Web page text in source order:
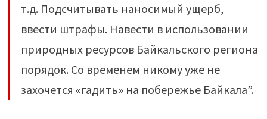
т.д. Подсчитывать наносимый ущерб,
ввести штрафы. Навести в использовании
природных ресурсов Байкальского региона
порядок. Со временем никому уже не
захочется «гадить» на побережье Байкала”.